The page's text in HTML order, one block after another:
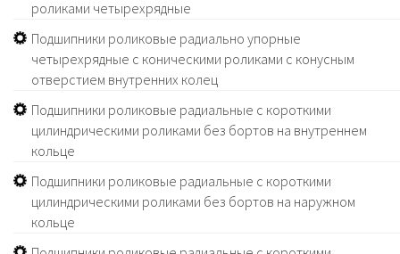
роликами четырехрядные
Подшипники роликовые радиально упорные
четырехрядные с коническими роликами с конусным
отверстием внутренних колец
Подшипники роликовые радиальные с короткими
цилиндрическими роликами без бортов на внутреннем
кольце
Подшипники роликовые радиальные с короткими
цилиндрическими роликами без бортов на наружном
кольце